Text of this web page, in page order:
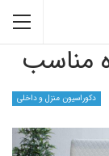
و داخلی